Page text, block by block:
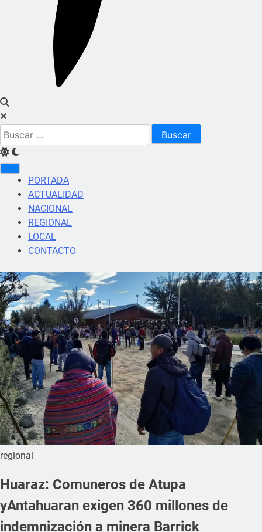
Buscar:
PORTADA
ACTUALIDAD
NACIONAL
REGIONAL
LOCAL
CONTACTO
regional
Huaraz: Comuneros de Atupa
yAntahuaran exigen 360 millones de
indemnización a minera Barrick